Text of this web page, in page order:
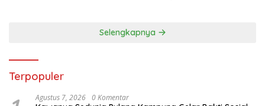
Selengkapnya
Terpopuler
Agustus 7, 2026 0 Komentar